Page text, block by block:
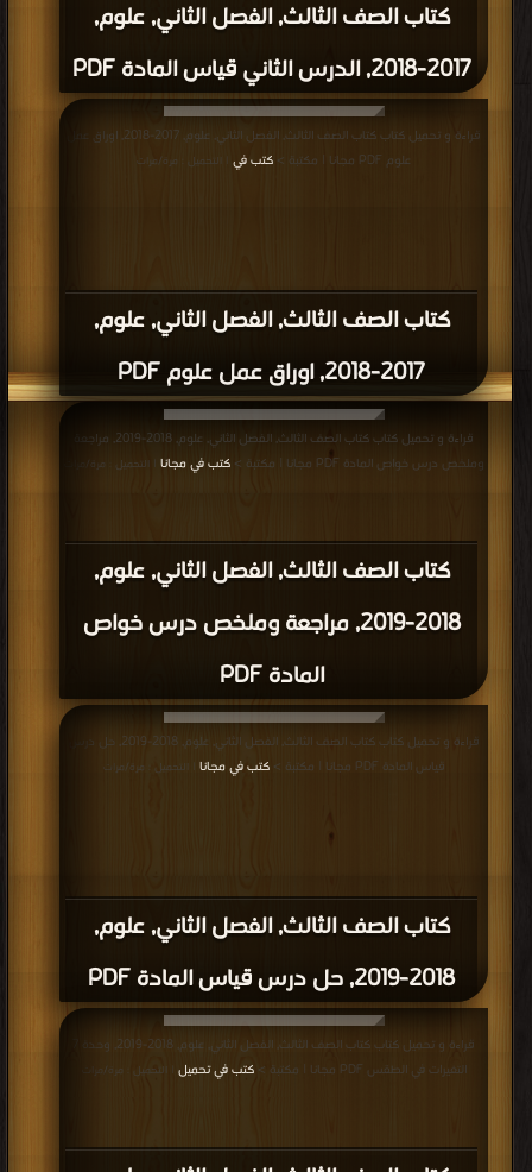
كتاب الصف الثالث, الفصل الثاني, علوم,
2017-2018, الدرس الثاني قياس المادة PDF
كتاب الصف الثالث, الفصل الثاني, علوم,
2017-2018, اوراق عمل علوم PDF
قراءة و تحميل كتاب كتاب الصف الثالث, الفصل الثاني, علوم, 2017-2018, اوراق عمل
علوم PDF مجانا | مكتبة >
كتب في | التحميل : مرة/مرات
كتاب الصف الثالث, الفصل الثاني, علوم,
2018-2019, مراجعة وملخص درس خواص
المادة PDF
قراءة و تحميل كتاب كتاب الصف الثالث, الفصل الثاني, علوم, 2018-2019, مراجعة
وملخص درس خواص المادة PDF مجانا | مكتبة >
كتب في مجانا | التحميل : مرة/مرات
كتاب الصف الثالث, الفصل الثاني, علوم,
2018-2019, حل درس قياس المادة PDF
قراءة و تحميل كتاب كتاب الصف الثالث, الفصل الثاني, علوم, 2018-2019, حل درس
قياس المادة PDF مجانا | مكتبة >
كتب في مجانا | التحميل : مرة/مرات
التغيرات في الطقس PDF مجانا | مكتبة >
كتب في تحميل | التحميل : مرة/مرات